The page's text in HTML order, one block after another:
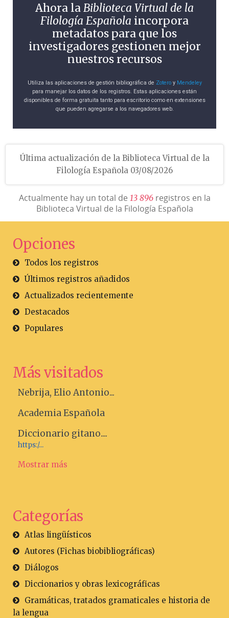
Ahora laBiblioteca Virtual de la
Filología Española incorpora
metadatos para que los
investigadores gestionen mejor
nuestros recursos
Utiliza las aplicaciones de gestión bibliográfica de Zoteroy Mendeley
para manejar los datos de los registros. Estas aplicaciones están
disponibles de forma gratuita tanto para escritorio como en extensiones
que pueden agregarse a los navegadores web.
Última actualización de la Biblioteca Virtual de la
Filología Española 03/08/2026
Actualmente hay un total de 13 896registros en la
Biblioteca Virtual de la Filología Española
Opciones
Todos los registros
Últimos registros añadidos
Actualizados recientemente
Destacados
Populares
Más visitados
Nebrija, Elio Antonio...
Academia Española
Diccionario gitano....
https:/...
Mostrar más
Categorías
Atlas lingüísticos
Autores (Fichas biobibliográficas)
Diálogos
Diccionarios y obras lexicográficas
Gramáticas, tratados gramaticales e historia de
la lengua